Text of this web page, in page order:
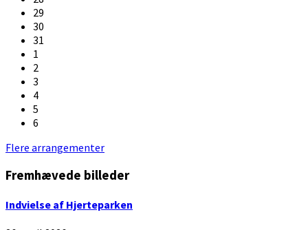
29
30
31
1
2
3
4
5
6
Back
calendar
Flere arrangementer
Fremhævede billeder
Indvielse af Hjerteparken